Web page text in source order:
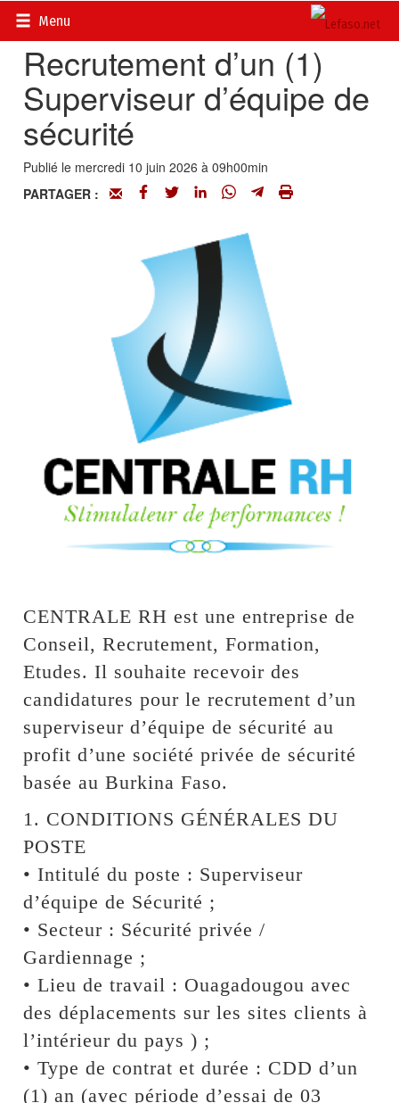
Menu
Accueil>
Recrutement d’un (1)
Superviseur d’équipe de
sécurité
Publié le mercredi 10 juin 2026 à 09h00min
PARTAGER :
CENTRALE RH est une entreprise de
Conseil, Recrutement, Formation,
Etudes. Il souhaite recevoir des
candidatures pour le recrutement d’un
superviseur d’équipe de sécurité au
profit d’une société privée de sécurité
basée au Burkina Faso.
1. CONDITIONS GÉNÉRALES DU
POSTE
• Intitulé du poste : Superviseur
d’équipe de Sécurité ;
• Secteur : Sécurité privée /
Gardiennage ;
• Lieu de travail : Ouagadougou avec
des déplacements sur les sites clients à
l’intérieur du pays ) ;
• Type de contrat et durée : CDD d’un
(1) an (avec période d’essai de 03